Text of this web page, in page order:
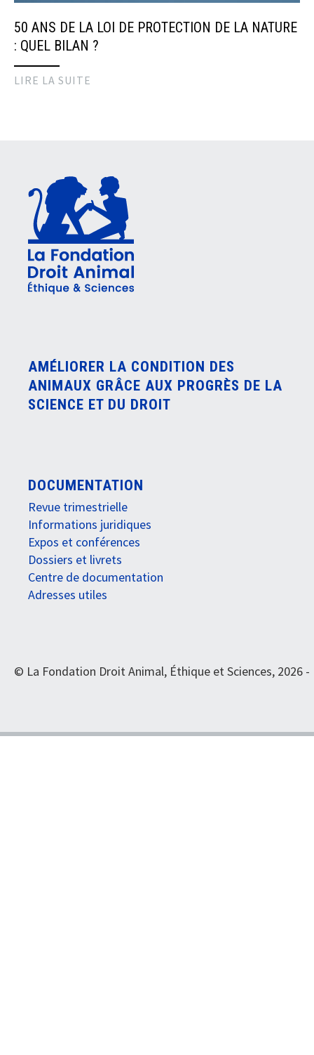
50 ANS DE LA LOI DE PROTECTION DE LA NATURE
: QUEL BILAN ?
LIRE LA SUITE
AMÉLIORER LA CONDITION DES
ANIMAUX GRÂCE AUX PROGRÈS DE LA
SCIENCE ET DU DROIT
DOCUMENTATION
Revue trimestrielle
Informations juridiques
Expos et conférences
Dossiers et livrets
Centre de documentation
Adresses utiles
© La Fondation Droit Animal, Éthique et Sciences, 2026 -